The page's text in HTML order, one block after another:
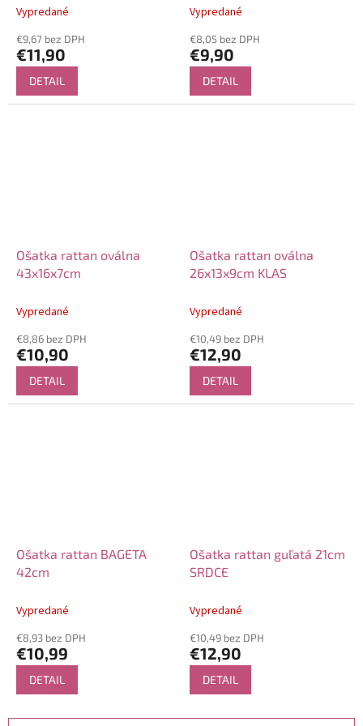
Vypredané
€9,67 bez DPH
€11,90
DETAIL
Vypredané
€8,05 bez DPH
€9,90
DETAIL
Ošatka rattan oválna
43x16x7cm
Vypredané
€8,86 bez DPH
€10,90
DETAIL
Ošatka rattan oválna
26x13x9cm KLAS
Vypredané
€10,49 bez DPH
€12,90
DETAIL
Ošatka rattan BAGETA
42cm
Vypredané
€8,93 bez DPH
€10,99
DETAIL
Ošatka rattan guľatá 21cm
SRDCE
Vypredané
€10,49 bez DPH
€12,90
DETAIL